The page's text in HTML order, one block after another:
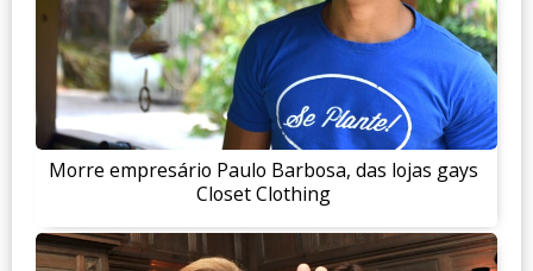
Morre empresário Paulo Barbosa, das lojas gays
Closet Clothing